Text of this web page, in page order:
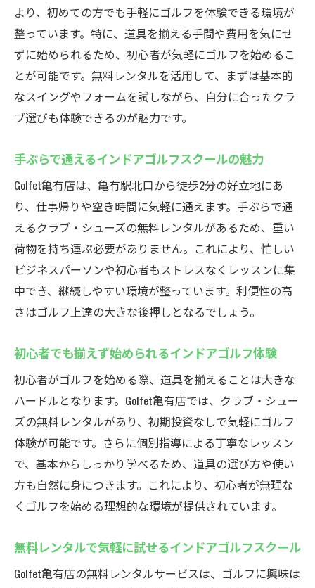
より、初めての方でも手軽にゴルフを体験できる環境が
整っています。特に、道具を揃える手間や費用を気にせ
ずに始められるため、初心者が気軽にゴルフを始めるこ
とが可能です。無料レンタルを活用して、まずは基本的
なスイングやフォームを試しながら、自分に合ったクラ
ブ選びも体験できるのが魅力です。
手ぶらで通えるインドアゴルフスクールの魅力
Golfet亀有店は、亀有駅北口から徒歩2分の好立地にあ
り、仕事帰りや空き時間に気軽に通えます。手ぶらで通
えるクラブ・シューズの無料レンタルがあるため、重い
荷物を持ち運ぶ必要がありません。これにより、忙しい
ビジネスパーソンや初心者もストレスなくレッスンに集
中でき、継続しやすい環境が整っています。利便性の高
さはゴルフ上達の大きな後押しとなるでしょう。
初心者でも揃えず始められるインドアゴルフ体験
初心者がゴルフを始める際、道具を揃えることは大きな
ハードルとなります。Golfet亀有店では、クラブ・シュー
ズの無料レンタルがあり、初期投資なしで気軽にゴルフ
体験が可能です。さらに個別指導による丁寧なレッスン
で、基本からしっかり学べるため、道具の選び方や使い
方も自然に身につきます。これにより、初心者が無理な
くゴルフを始める理想的な環境が提供されています。
無料レンタルで気軽に試せるインドアゴルフスクール
Golfet亀有店の無料レンタルサービスは、ゴルフに興味は